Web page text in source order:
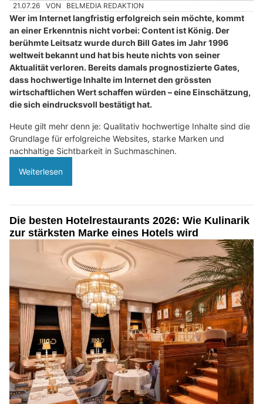
21.07.26 VON BELMEDIA REDAKTION
Wer im Internet langfristig erfolgreich sein möchte, kommt
an einer Erkenntnis nicht vorbei: Content ist König. Der
berühmte Leitsatz wurde durch Bill Gates im Jahr 1996
weltweit bekannt und hat bis heute nichts von seiner
Aktualität verloren. Bereits damals prognostizierte Gates,
dass hochwertige Inhalte im Internet den grössten
wirtschaftlichen Wert schaffen würden – eine Einschätzung,
die sich eindrucksvoll bestätigt hat.
Heute gilt mehr denn je: Qualitativ hochwertige Inhalte sind die
Grundlage für erfolgreiche Websites, starke Marken und
nachhaltige Sichtbarkeit in Suchmaschinen.
Weiterlesen
Die besten Hotelrestaurants 2026: Wie Kulinarik
zur stärksten Marke eines Hotels wird